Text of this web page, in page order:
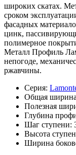
широких скатах.
сроком
фасадных
цинк,
полимерное
Металл Профиль
непогоде,
ржавчины.
Серия:
Общая
Полезная
Глубина
Шаг ступени:
Высота
Ширина